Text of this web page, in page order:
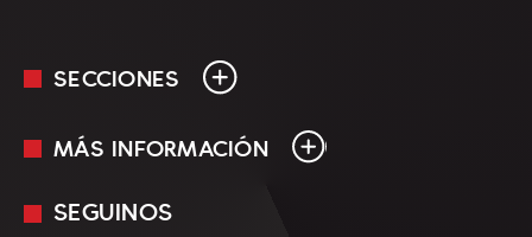
SECCIONES
En Vivo
MÁS INFORMACIÓN
Mediakit
SEGUINOS